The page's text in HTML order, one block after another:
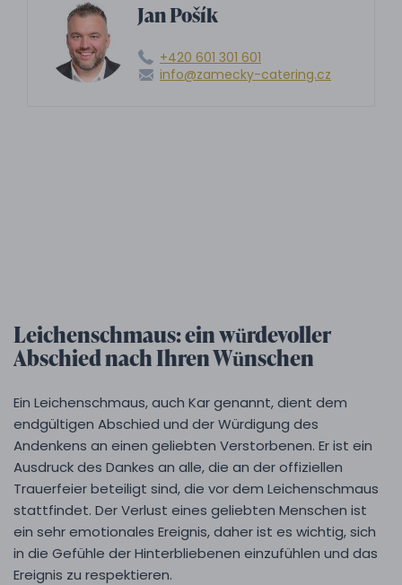
Jan Pošík
+420 601 301 601
info@zamecky-catering.cz
Leichenschmaus: ein würdevoller
Abschied nach Ihren Wünschen
Ein Leichenschmaus, auch Kar genannt, dient dem
endgültigen Abschied und der Würdigung des
Andenkens an einen geliebten Verstorbenen. Er ist ein
Ausdruck des Dankes an alle, die an der offiziellen
Trauerfeier beteiligt sind, die vor dem Leichenschmaus
stattfindet. Der Verlust eines geliebten Menschen ist
ein sehr emotionales Ereignis, daher ist es wichtig, sich
in die Gefühle der Hinterbliebenen einzufühlen und das
Ereignis zu respektieren.